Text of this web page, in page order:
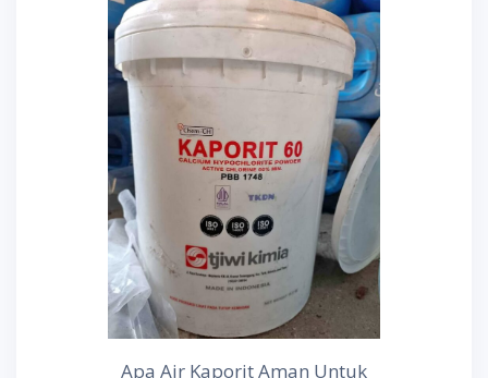
Apa Air Kaporit Aman Untuk